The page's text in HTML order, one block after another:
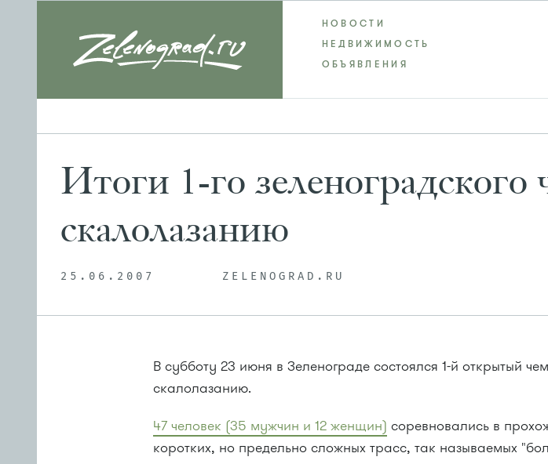
НОВОСТИ
НЕДВИЖИМОСТЬ
ОБЪЯВЛЕНИЯ
Итоги 1-го зеленоградского
скалолазанию
25.06.2007 ZELENOGRAD.RU
В субботу 23 июня в Зеленограде состоялся 1-й открытый
скалолазанию.
47 человек (35 мужчин и 12 женщин) соревновались в
коротких, но предельно сложных трасс, так называемых